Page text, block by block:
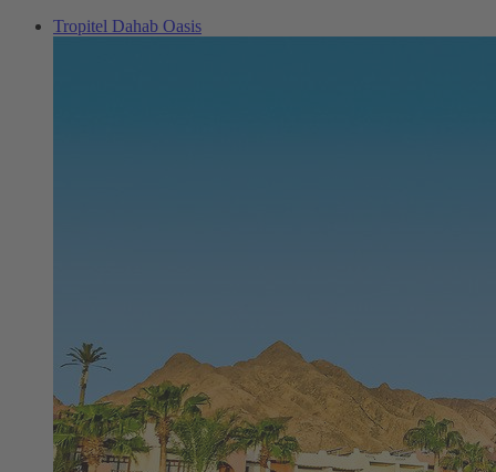
Tropitel Dahab Oasis